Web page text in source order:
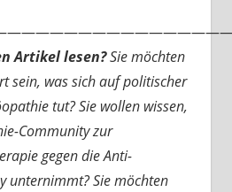
Artikel lesen?Sie möchten
sein, was sich auf politischer
tut? Sie wollen wissen,
Community zur
gegen die Anti-
unternimmt? Sie möchten